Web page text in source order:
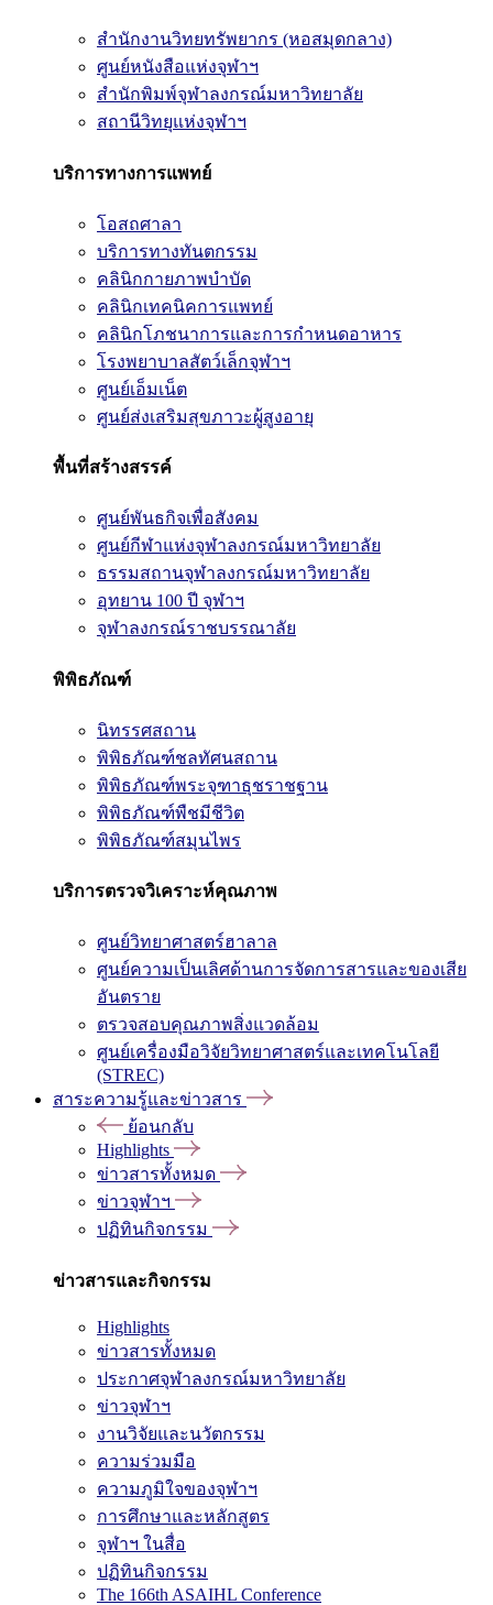
สำนักงานวิทยทรัพยากร (หอสมุดกลาง)
ศูนย์หนังสือแห่งจุฬาฯ
สำนักพิมพ์จุฬาลงกรณ์มหาวิทยาลัย
สถานีวิทยุแห่งจุฬาฯ
บริการทางการแพทย์
โอสถศาลา
บริการทางทันตกรรม
คลินิกกายภาพบำบัด
คลินิกเทคนิคการแพทย์
คลินิกโภชนาการและการกำหนดอาหาร
โรงพยาบาลสัตว์เล็กจุฬาฯ
ศูนย์เอ็มเน็ต
ศูนย์ส่งเสริมสุขภาวะผู้สูงอายุ
พื้นที่สร้างสรรค์
ศูนย์พันธกิจเพื่อสังคม
ศูนย์กีฬาแห่งจุฬาลงกรณ์มหาวิทยาลัย
ธรรมสถานจุฬาลงกรณ์มหาวิทยาลัย
อุทยาน 100 ปี จุฬาฯ
จุฬาลงกรณ์ราชบรรณาลัย
พิพิธภัณฑ์
นิทรรศสถาน
พิพิธภัณฑ์ชลทัศนสถาน
พิพิธภัณฑ์พระจุฑาธุชราชฐาน
พิพิธภัณฑ์พืชมีชีวิต
พิพิธภัณฑ์สมุนไพร
บริการตรวจวิเคราะห์คุณภาพ
ศูนย์วิทยาศาสตร์ฮาลาล
ศูนย์ความเป็นเลิศด้านการจัดการสารและของเสีย
อันตราย
ตรวจสอบคุณภาพสิ่งแวดล้อม
ศูนย์เครื่องมือวิจัยวิทยาศาสตร์และเทคโนโลยี
(STREC)
สาระความรู้และข่าวสาร
ย้อนกลับ
Highlights
ข่าวสารทั้งหมด
ข่าวจุฬาฯ
ปฏิทินกิจกรรม
ข่าวสารและกิจกรรม
Highlights
ข่าวสารทั้งหมด
ประกาศจุฬาลงกรณ์มหาวิทยาลัย
ข่าวจุฬาฯ
งานวิจัยและนวัตกรรม
ความร่วมมือ
ความภูมิใจของจุฬาฯ
การศึกษาและหลักสูตร
จุฬาฯ ในสื่อ
ปฏิทินกิจกรรม
The 166th ASAIHL Conference